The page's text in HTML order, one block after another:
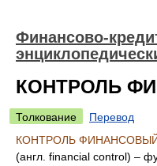
Финансово-
КОНТРОЛЬ
Толкование
Перевод
КОНТРОЛЬ
(англ. financial control) –